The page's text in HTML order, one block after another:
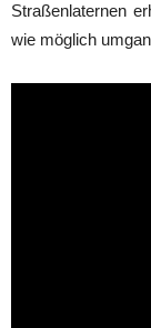
Straßenlaternen
wie möglich